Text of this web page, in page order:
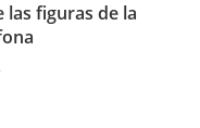
las figuras de la